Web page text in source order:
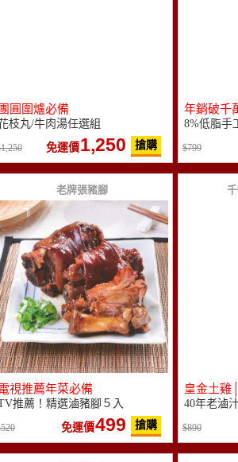
圓圍爐必備
枝丸/牛肉湯任選組
1,250 免運價1,250 搶購
年銷破千
8%低脂手
799
老牌張豬腳
視推薦年菜必備
推薦！精選滷豬腳５入
520 免運價499 搶購
皇金土雞
40年老滷
890